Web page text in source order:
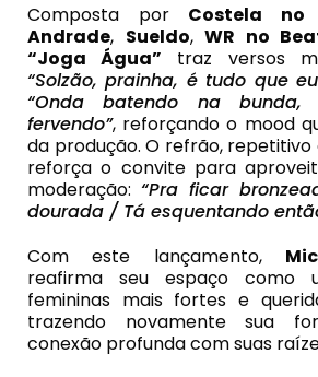
Composta por Costela no
Andrade, Sueldo, WR no
“Joga Água” traz versos
“Solzão, prainha, é tudo que
“Onda batendo na
fervendo”, reforçando o mood
da produção. O refrão, repetitivo
reforça o convite para
moderação: “Pra ficar
dourada / Tá esquentando
Com este lançamento,
reafirma seu espaço como
femininas mais fortes e
trazendo novamente sua
conexão profunda com suas